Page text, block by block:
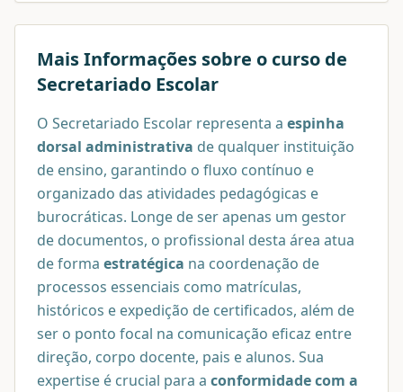
Mais Informações sobre o curso de
Secretariado Escolar
O Secretariado Escolar representa a espinha
dorsal administrativa de qualquer instituição
de ensino, garantindo o fluxo contínuo e
organizado das atividades pedagógicas e
burocráticas. Longe de ser apenas um gestor
de documentos, o profissional desta área atua
de forma estratégica na coordenação de
processos essenciais como matrículas,
históricos e expedição de certificados, além de
ser o ponto focal na comunicação eficaz entre
direção, corpo docente, pais e alunos. Sua
expertise é crucial para a conformidade com a